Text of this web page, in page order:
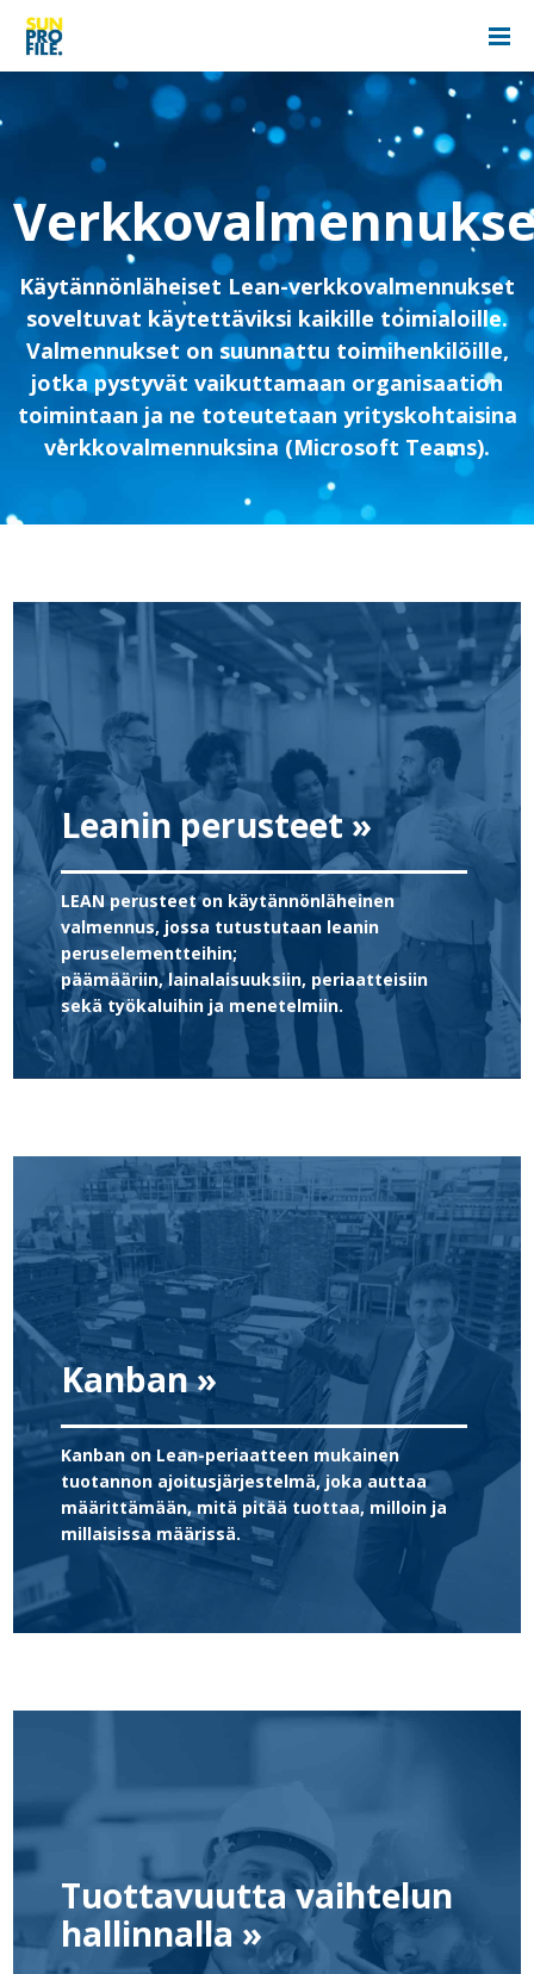
Käytännönläheiset Lean-verkkovalmennukset
soveltuvat käytettäviksi kaikille toimialoille.
Valmennukset on suunnattu toimihenkilöille,
jotka pystyvät vaikuttamaan organisaation
toimintaan ja ne toteutetaan yrityskohtaisina
verkkovalmennuksina (Microsoft Teams).
Leanin perusteet »
LEAN perusteet on käytännönläheinen
valmennus, jossa tutustutaan leanin
peruselementteihin;
päämääriin, lainalaisuuksiin, periaatteisiin
sekä työkaluihin ja menetelmiin.
Kanban »
Kanban on Lean-periaatteen mukainen
tuotannon ajoitusjärjestelmä, joka auttaa
määrittämään, mitä pitää tuottaa, milloin ja
millaisissa määrissä.
Tuottavuutta vaihtelun
hallinnalla »